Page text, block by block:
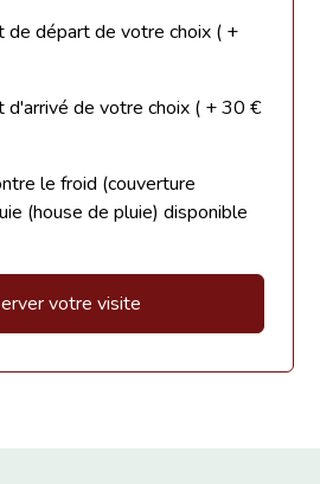
de départ de votre choix ( +
d'arrivé de votre choix ( + 30 €
le froid (couverture
(house de pluie) disponible
votre visite